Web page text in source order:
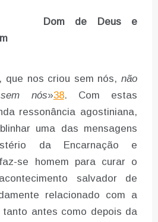
Dom de Deus e
, que nos criou sem nós, não
nós»38. Com estas
ressonância agostiniana,
uma das mensagens
da Encarnação e
se homem para curar o
salvador de
relacionado com a
tanto antes como depois da